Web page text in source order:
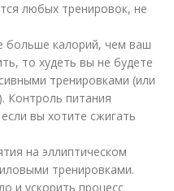
любых тренировок, не
больше калорий, чем ваш
то худеть вы не будете
тренировками (или
Контроль питания
вы хотите сжигать
на эллиптическом
тренировками.
и ускорить процесс